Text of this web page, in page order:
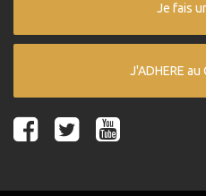
Je fais
J'ADHERE